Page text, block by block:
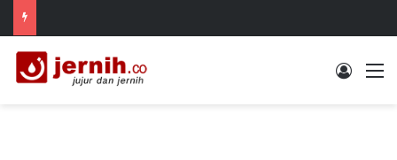
Log In